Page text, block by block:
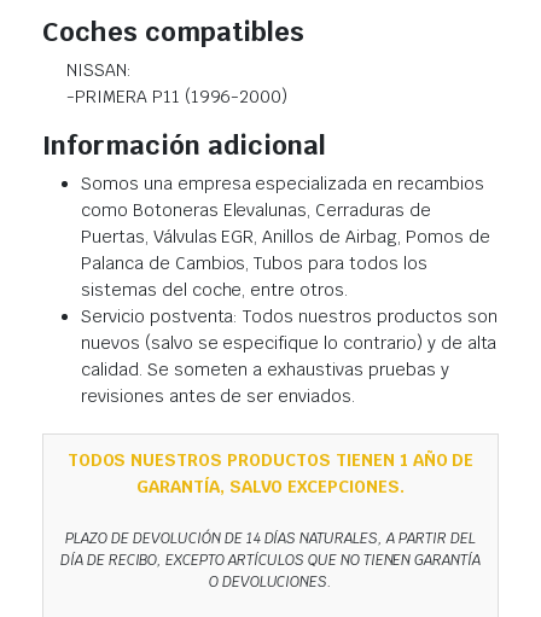
Coches compatibles
NISSAN:
-PRIMERA P11 (1996-2000)
Información adicional
Somos una empresa especializada en recambios
como Botoneras Elevalunas, Cerraduras de
Puertas, Válvulas EGR, Anillos de Airbag, Pomos de
Palanca de Cambios, Tubos para todos los
sistemas del coche, entre otros.
Servicio postventa: Todos nuestros productos son
nuevos (salvo se especifique lo contrario) y de alta
calidad. Se someten a exhaustivas pruebas y
revisiones antes de ser enviados.
TODOS NUESTROS PRODUCTOS TIENEN 1 AÑO DE
GARANTÍA, SALVO EXCEPCIONES.
PLAZO DE DEVOLUCIÓN DE 14 DÍAS NATURALES, A PARTIR DEL
DÍA DE RECIBO, EXCEPTO ARTÍCULOS QUE NO TIENEN GARANTÍA
O DEVOLUCIONES.